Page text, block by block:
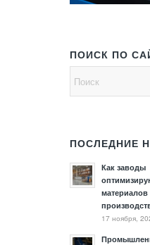
ПОИСК ПО
ПОСЛЕДНИЕ
Как заводы
материалов
17 ноября,